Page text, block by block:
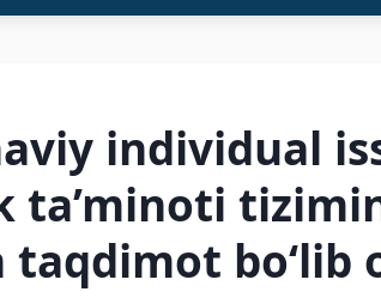
individual
ta’minoti
taqdimot bo‘lib